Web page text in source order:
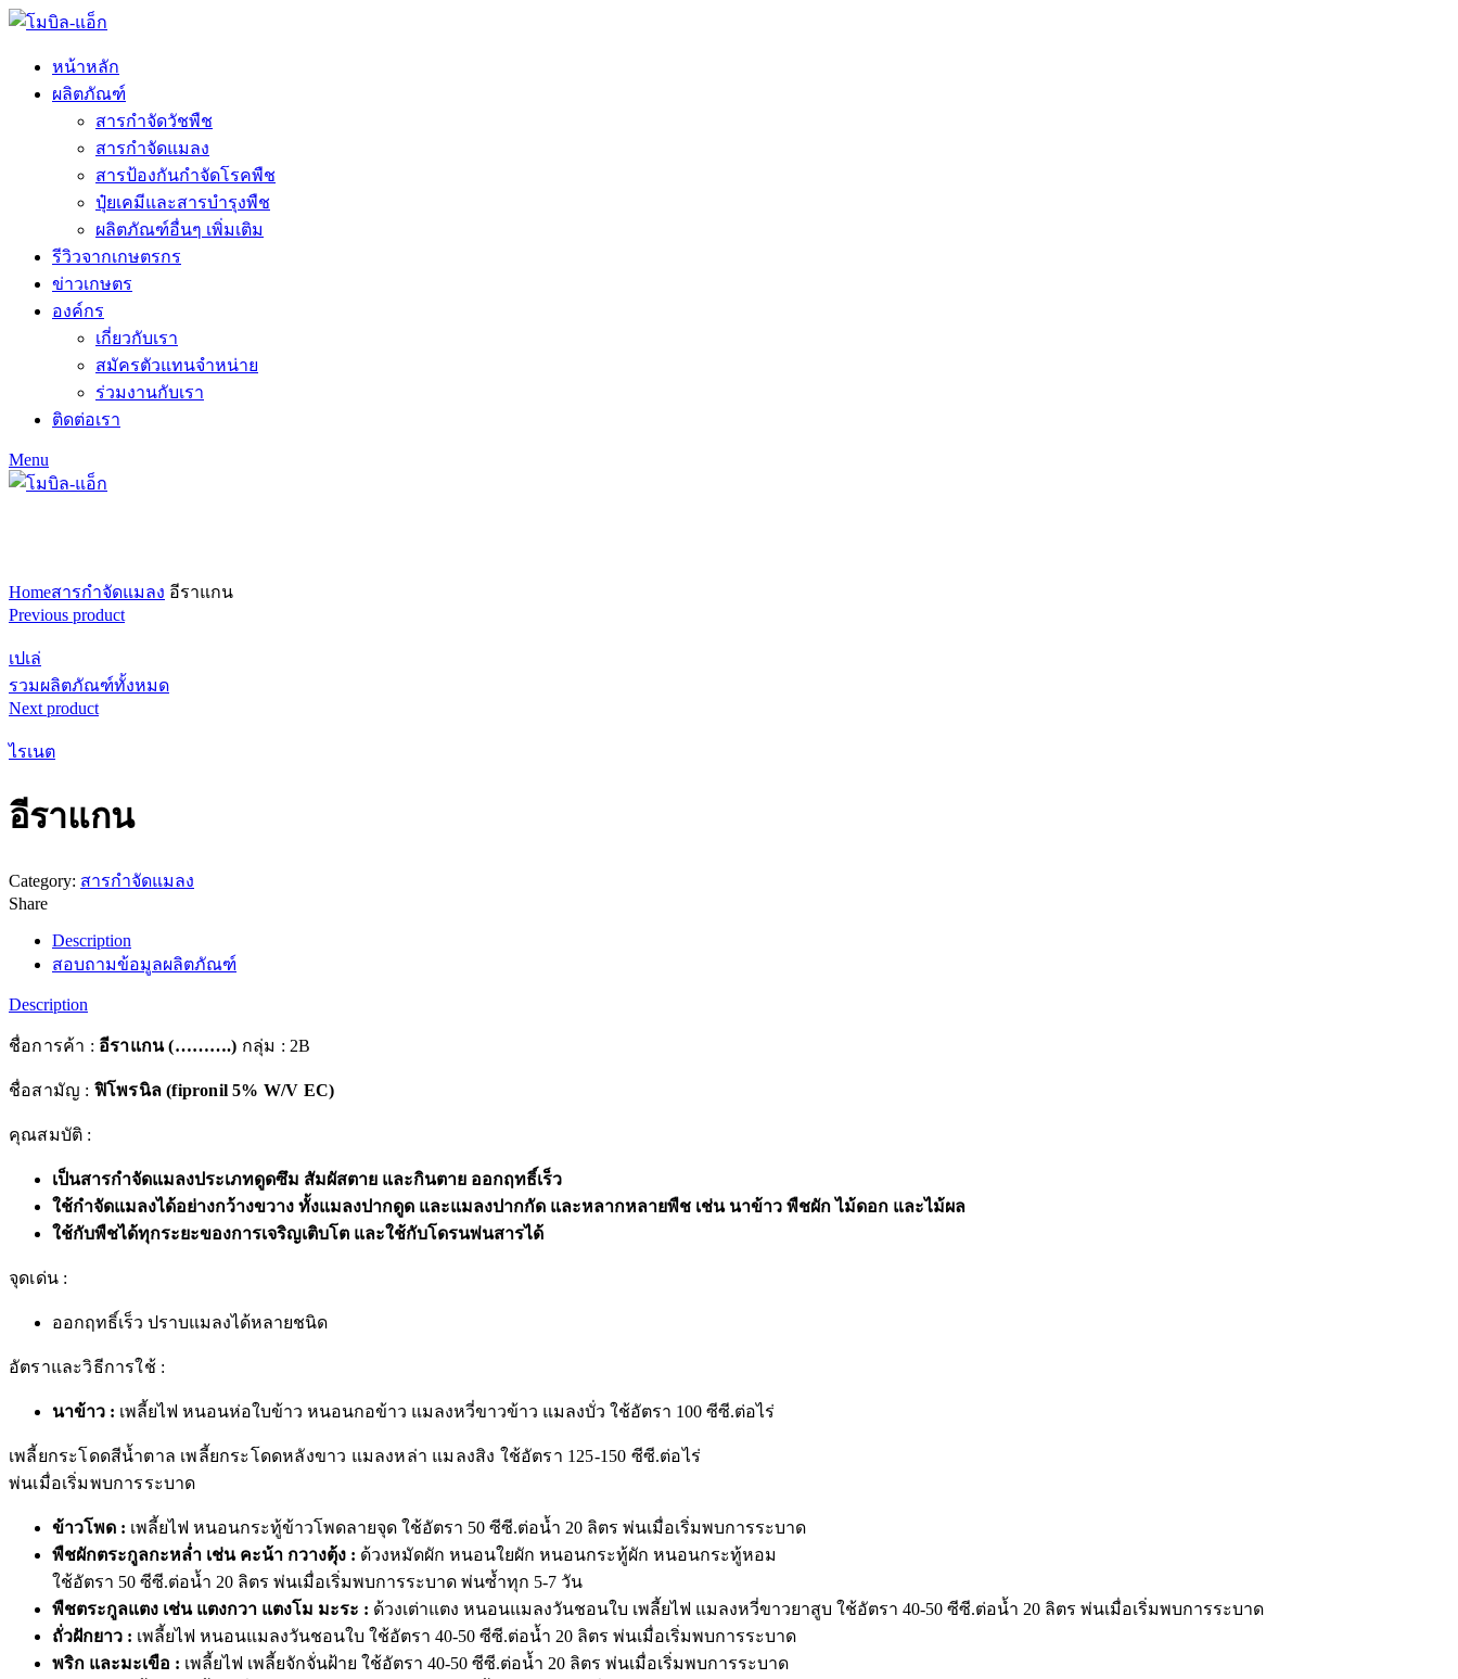
หน้าหลัก
ผลิตภัณฑ์
สารกำจัดวัชพืช
สารกำจัดแมลง
สารป้องกันกำจัดโรคพืช
ปุ๋ยเคมีและสารบำรุงพืช
ผลิตภัณฑ์อื่นๆ เพิ่มเติม
รีวิวจากเกษตรกร
ข่าวเกษตร
องค์กร
เกี่ยวกับเรา
สมัครตัวแทนจำหน่าย
ร่วมงานกับเรา
ติดต่อเรา
Menu
Homeสารกำจัดแมลง อีราแกน
Previous product
เปเล่
รวมผลิตภัณฑ์ทั้งหมด
Next product
ไรเนต
อีราแกน
Category: สารกำจัดแมลง
Share
Description
สอบถามข้อมูลผลิตภัณฑ์
Description
ชื่อการค้า : อีราแกน (……….) กลุ่ม : 2B
ชื่อสามัญ : ฟิโพรนิล (fipronil 5% W/V EC)
คุณสมบัติ :
เป็นสารกำจัดแมลงประเภทดูดซึม สัมผัสตาย และกินตาย ออกฤทธิ์เร็ว
ใช้กำจัดแมลงได้อย่างกว้างขวาง ทั้งแมลงปากดูด และแมลงปากกัด และหลากหลายพืช เช่น นาข้าว พืชผัก ไม้ดอก และไม้ผล
ใช้กับพืชได้ทุกระยะของการเจริญเติบโต และใช้กับโดรนพ่นสารได้
จุดเด่น :
ออกฤทธิ์เร็ว ปราบแมลงได้หลายชนิด
อัตราและวิธีการใช้ :
นาข้าว : เพลี้ยไฟ หนอนห่อใบข้าว หนอนกอข้าว แมลงหวี่ขาวข้าว แมลงบั่ว ใช้อัตรา 100 ซีซี.ต่อไร่
เพลี้ยกระโดดสีน้ำตาล เพลี้ยกระโดดหลังขาว แมลงหล่า แมลงสิง ใช้อัตรา 125-150 ซีซี.ต่อไร่
พ่นเมื่อเริ่มพบการระบาด
ข้าวโพด : เพลี้ยไฟ หนอนกระทู้ข้าวโพดลายจุด ใช้อัตรา 50 ซีซี.ต่อน้ำ 20 ลิตร พ่นเมื่อเริ่มพบการระบาด
พืชผักตระกูลกะหล่ำ เช่น คะน้า กวางตุ้ง : ด้วงหมัดผัก หนอนใยผัก หนอนกระทู้ผัก หนอนกระทู้หอม
ใช้อัตรา 50 ซีซี.ต่อน้ำ 20 ลิตร พ่นเมื่อเริ่มพบการระบาด พ่นซ้ำทุก 5-7 วัน
พืชตระกูลแตง เช่น แตงกวา แตงโม มะระ : ด้วงเต่าแตง หนอนแมลงวันชอนใบ เพลี้ยไฟ แมลงหวี่ขาวยาสูบ ใช้อัตรา 40-50 ซีซี.ต่อน้ำ 20 ลิตร พ่นเมื่อเริ่มพบการระบาด
ถั่วฝักยาว : เพลี้ยไฟ หนอนแมลงวันชอนใบ ใช้อัตรา 40-50 ซีซี.ต่อน้ำ 20 ลิตร พ่นเมื่อเริ่มพบการระบาด
พริก และมะเขือ : เพลี้ยไฟ เพลี้ยจักจั่นฝ้าย ใช้อัตรา 40-50 ซีซี.ต่อน้ำ 20 ลิตร พ่นเมื่อเริ่มพบการระบาด